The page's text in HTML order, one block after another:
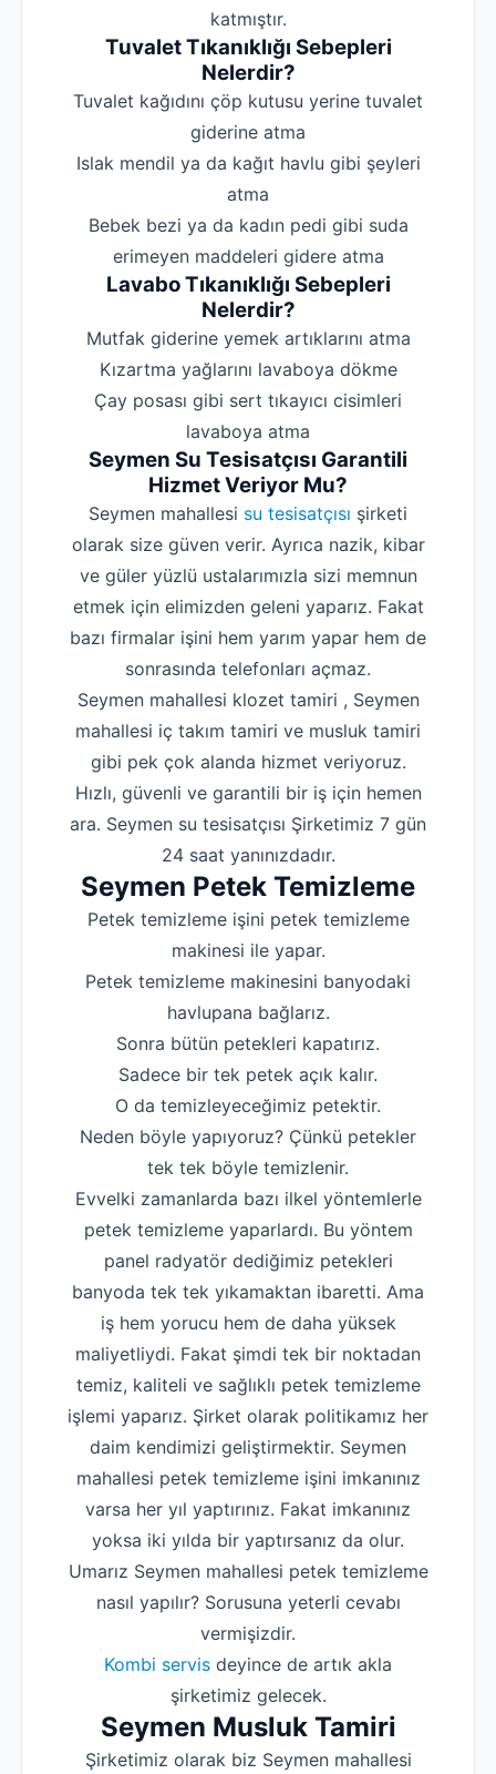
Robotla
Su Kaçağı
Profesyonel Petek
Uzmana Sor
Hakkımızda
İletişim
katmıştır.
Tuvalet Tıkanıklığı Sebepleri
Nelerdir?
‌Tuvalet kağıdını çöp kutusu yerine tuvalet
giderine atma
‌Islak mendil ya da kağıt havlu gibi şeyleri
atma
‌Bebek bezi ya da kadın pedi gibi suda
erimeyen maddeleri gidere atma
Lavabo Tıkanıklığı Sebepleri
Nelerdir?
‌Mutfak giderine yemek artıklarını atma
‌Kızartma yağlarını lavaboya dökme
‌Çay posası gibi sert tıkayıcı cisimleri
lavaboya atma
Seymen Su Tesisatçısı Garantili
Hizmet Veriyor Mu?
Seymen mahallesi su tesisatçısı şirketi
olarak size güven verir. Ayrıca nazik, kibar
ve güler yüzlü ustalarımızla sizi memnun
etmek için elimizden geleni yaparız. Fakat
bazı firmalar işini hem yarım yapar hem de
sonrasında telefonları açmaz.
Seymen mahallesi klozet tamiri , Seymen
mahallesi iç takım tamiri ve musluk tamiri
gibi pek çok alanda hizmet veriyoruz.
Hızlı, güvenli ve garantili bir iş için hemen
ara. Seymen su tesisatçısı Şirketimiz 7 gün
24 saat yanınızdadır.
Seymen Petek Temizleme
Petek temizleme işini petek temizleme
makinesi ile yapar.
Petek temizleme makinesini banyodaki
havlupana bağlarız.
Sonra bütün petekleri kapatırız.
Sadece bir tek petek açık kalır.
O da temizleyeceğimiz petektir.
Neden böyle yapıyoruz? Çünkü petekler
tek tek böyle temizlenir.
Evvelki zamanlarda bazı ilkel yöntemlerle
petek temizleme yaparlardı. Bu yöntem
panel radyatör dediğimiz petekleri
banyoda tek tek yıkamaktan ibaretti. Ama
iş hem yorucu hem de daha yüksek
maliyetliydi. Fakat şimdi tek bir noktadan
temiz, kaliteli ve sağlıklı petek temizleme
işlemi yaparız. Şirket olarak politikamız her
daim kendimizi geliştirmektir. Seymen
mahallesi petek temizleme işini imkanınız
varsa her yıl yaptırınız. Fakat imkanınız
yoksa iki yılda bir yaptırsanız da olur.
Umarız Seymen mahallesi petek temizleme
nasıl yapılır? Sorusuna yeterli cevabı
vermişizdir.
Kombi servis deyince de artık akla
şirketimiz gelecek.
Seymen Musluk Tamiri
Şirketimiz olarak biz Seymen mahallesi